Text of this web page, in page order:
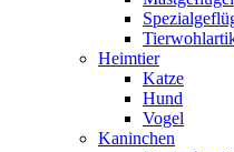
Heimtier
Katze
Hund
Vogel
Kaninchen